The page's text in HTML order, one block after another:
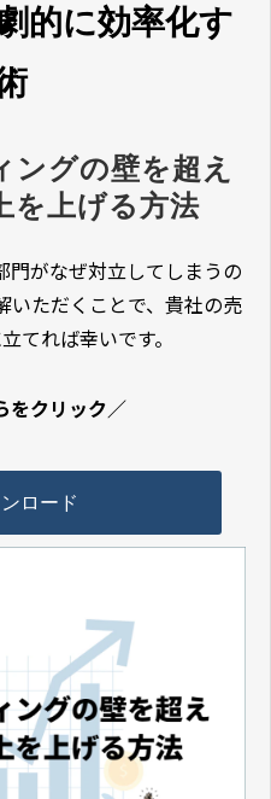
的に効率化す
ングの壁を超え
を上げる方法
門がなぜ対立してしまうの
いただくことで、貴社の売
てれば幸いです。
をクリック／
ロード